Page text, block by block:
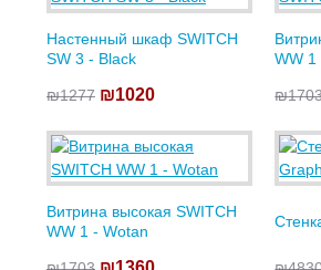
Настенный шкаф SWITCH
SW 3 - Black
₪1277 ₪1020
WW 1
Витрина высокая SWITCH
WW 1 - Wotan